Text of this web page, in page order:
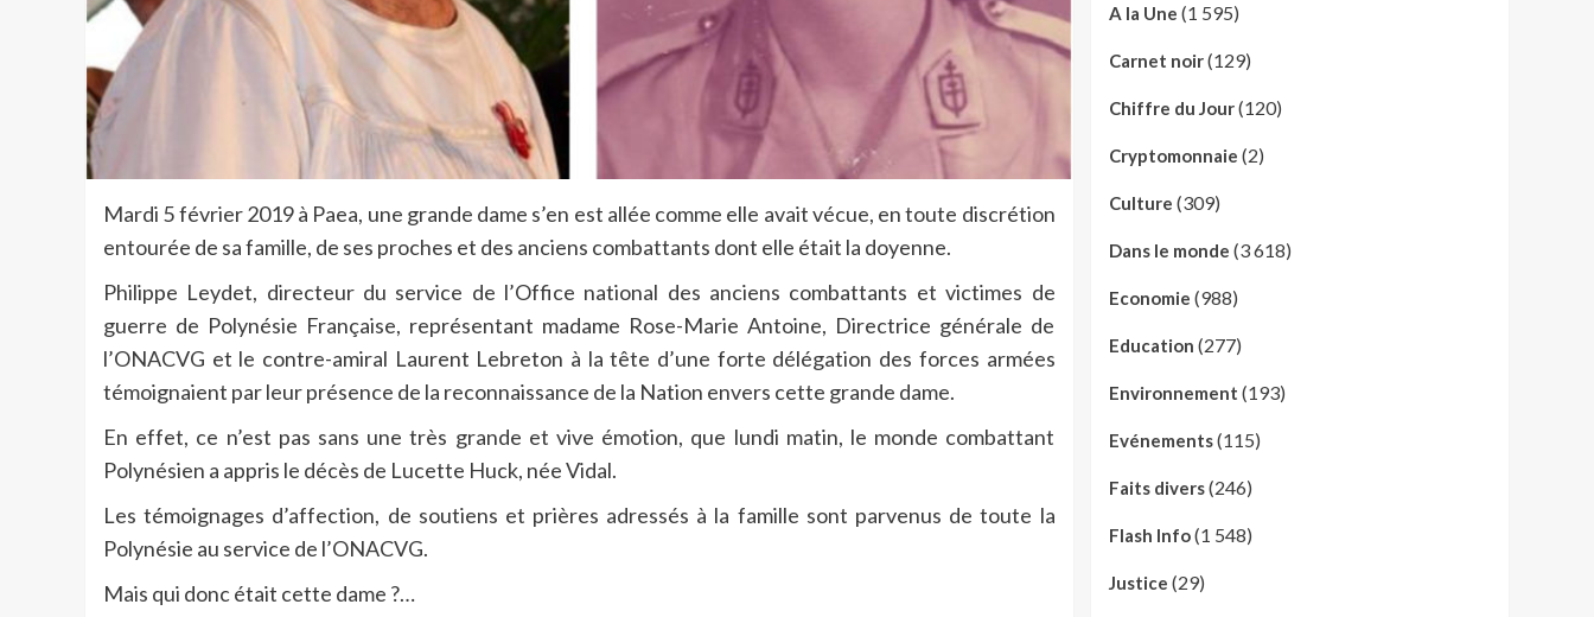
Mardi 5 février 2019 à Paea, une grande dame s’en est allée comme elle avait vécue, en toute discrétion
entourée de sa famille, de ses proches et des anciens combattants dont elle était la doyenne.
Philippe Leydet, directeur du service de l’Office national des anciens combattants et victimes de
guerre de Polynésie Française, représentant madame Rose-Marie Antoine, Directrice générale de
l’ONACVG et le contre-amiral Laurent Lebreton à la tête d’une forte délégation des forces armées
témoignaient par leur présence de la reconnaissance de la Nation envers cette grande dame.
En effet, ce n’est pas sans une très grande et vive émotion, que lundi matin, le monde combattant
Polynésien a appris le décès de Lucette Huck, née Vidal.
Les témoignages d’affection, de soutiens et prières adressés à la famille sont parvenus de toute la
Polynésie au service de l’ONACVG.
Mais qui donc était cette dame ?…
A la Une (1 595)
Carnet noir(129)
Chiffre du Jour(120)
Cryptomonnaie (2)
Culture (309)
Dans le monde (3 618)
Economie (988)
Education (277)
Environnement (193)
Evénements(115)
Faits divers(246)
Flash Info(1 548)
Justice (29)